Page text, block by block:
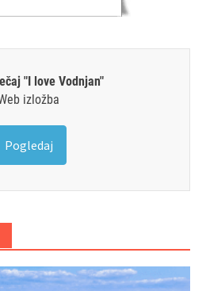
"I love Vodnjan"
izložba
Pogledaj